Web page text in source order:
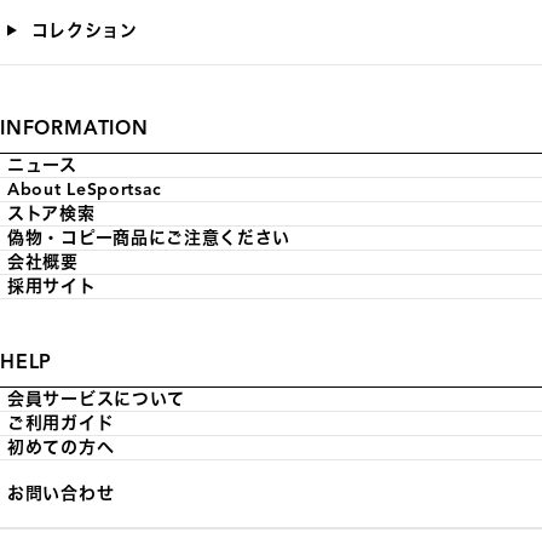
コレクション
INFORMATION
ニュース
About LeSportsac
ストア検索
偽物・コピー商品にご注意ください
会社概要
採用サイト
HELP
会員サービスについて
ご利用ガイド
初めての方へ
お問い合わせ